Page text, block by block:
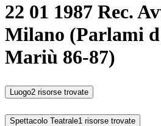
22 01 1987 Rec.
Milano (Parlami
Mariù 86-87)
Luogo2 risorse trovate
Spettacolo Teatrale1 risorse trovate